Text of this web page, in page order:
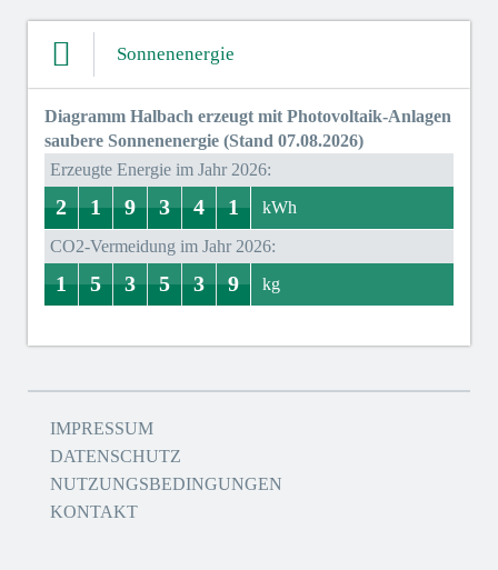
Sonnenenergie
Diagramm Halbach erzeugt mit Photovoltaik-Anlagen
saubere Sonnenenergie (Stand 07.08.2026)
Erzeugte Energie im Jahr 2026:
1
2
2 0
1
1 8
9
9 7
3
3 0
4
4 0
1
1 kWh
CO2-Vermeidung im Jahr 2026:
0
1
1 4
5
5 2
3
3 0
5
5 0
3
3 0
9
9 kg
IMPRESSUM
DATENSCHUTZ
NUTZUNGSBEDINGUNGEN
KONTAKT